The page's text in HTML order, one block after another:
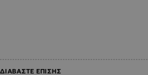
ΔΙΑΒΑΣΤΕ ΕΠΙΣΗΣ